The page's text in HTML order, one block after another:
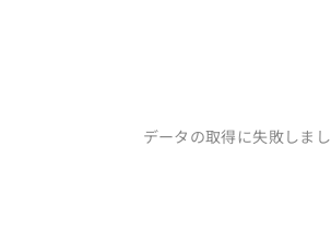
データの取得に失敗しま